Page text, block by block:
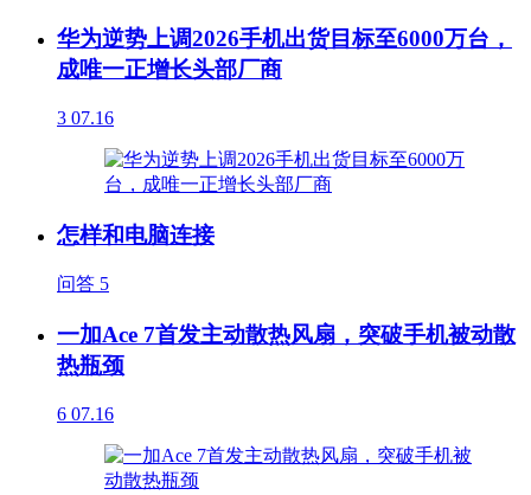
华为逆势上调2026手机出货目标至6000万台，
成唯一正增长头部厂商
3 07.16
怎样和电脑连接
问答 5
一加Ace 7首发主动散热风扇，突破手机被动散
热瓶颈
6 07.16